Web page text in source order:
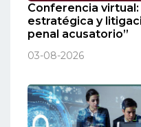
Conferencia
estratégica y
penal acusatorio”
03-08-2026